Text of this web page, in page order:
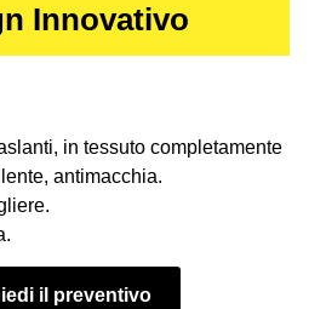
Innovativo
in tessuto completamente
antimacchia.
il preventivo